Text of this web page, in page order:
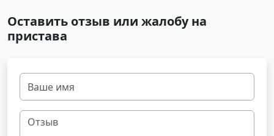
Оставить отзыв или жалобу на
пристава